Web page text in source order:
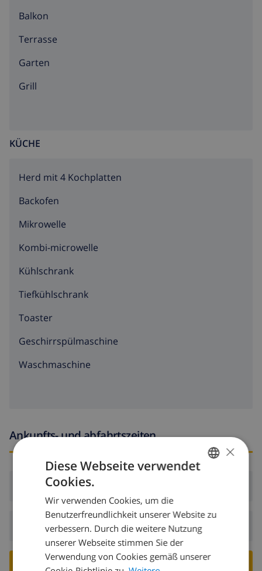
Balkon
Terrasse
Garten
Grill
KÜCHE
Herd mit 4 Kochplatten
Backofen
Mikrowelle
Kombi-microwelle
Kühlschrank
Tiefkühlschrank
Toaster
Geschirrspülmaschine
Waschmaschine
Ankunfts- und abfahrtszeiten
Ankunft:
Abreise:Vor: 10:00
VILLA BUCHEN ›
DUTCH
SPANISH
GERMAN
×
Diese Webseite verwendet
Cookies.
Wir verwenden Cookies, um die
Benutzerfreundlichkeit unserer Website zu
verbessern. Durch die weitere Nutzung
unserer Webseite stimmen Sie der
Verwendung von Cookies gemäß unserer